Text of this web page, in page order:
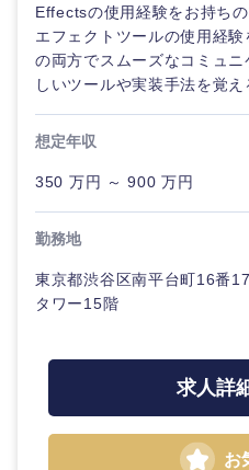
Effectsの使用経験をお持ち
エフェクトツールの使用経
の両方でスムーズなコミュ
しいツールや実装手法を覚え
想定年収
350 万円 ～ 900 万円
勤務地
東京都渋谷区南平台町16番
タワー15階
求人詳
お